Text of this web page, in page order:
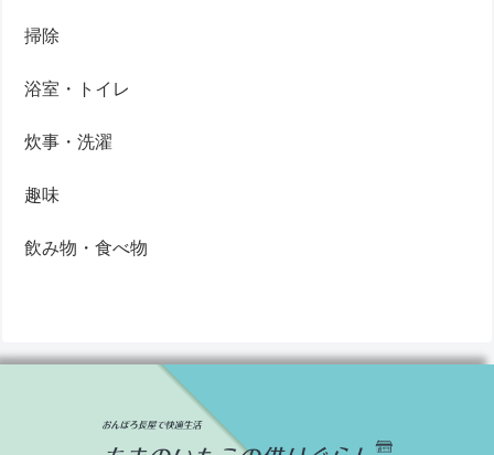
掃除
浴室・トイレ
炊事・洗濯
趣味
飲み物・食べ物